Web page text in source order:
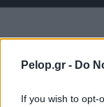
Pelop.gr - Do
If you wish to opt-